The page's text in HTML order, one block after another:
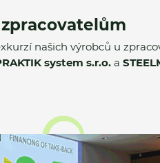
našich výrobců u
system s.r.o. a